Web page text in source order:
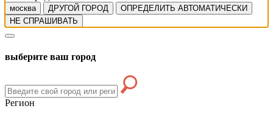
москва ДРУГОЙ ГОРОД
ОПРЕДЕЛИТЬ АВТОМАТИЧЕСКИ
НЕ СПРАШИВАТЬ
выберите ваш город
Регион